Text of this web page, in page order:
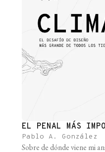
EL PENAL MÁS
Pablo A. González
Sobre de dónde viene mi